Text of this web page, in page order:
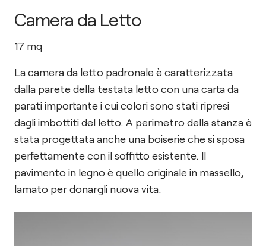
Camera da Letto
17 mq
La camera da letto padronale è caratterizzata
dalla parete della testata letto con una carta da
parati importante i cui colori sono stati ripresi
dagli imbottiti del letto. A perimetro della stanza è
stata progettata anche una boiserie che si sposa
perfettamente con il soffitto esistente. Il
pavimento in legno è quello originale in massello,
lamato per donargli nuova vita.